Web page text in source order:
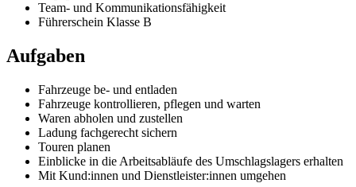
Team- und Kommunikationsfähigkeit
Führerschein Klasse B
Aufgaben
Fahrzeuge be- und entladen
Fahrzeuge kontrollieren, pflegen und warten
Waren abholen und zustellen
Ladung fachgerecht sichern
Touren planen
Einblicke in die Arbeitsabläufe des Umschlagslagers erhalten
Mit Kund:innen und Dienstleister:innen umgehen